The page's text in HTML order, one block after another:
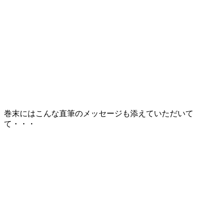
巻末にはこんな直筆のメッセージも添えていただいて
て・・・